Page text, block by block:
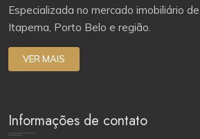
Especializada no mercado imobiliário
Itapema, Porto Belo e região.
VER MAIS
Informações de contato